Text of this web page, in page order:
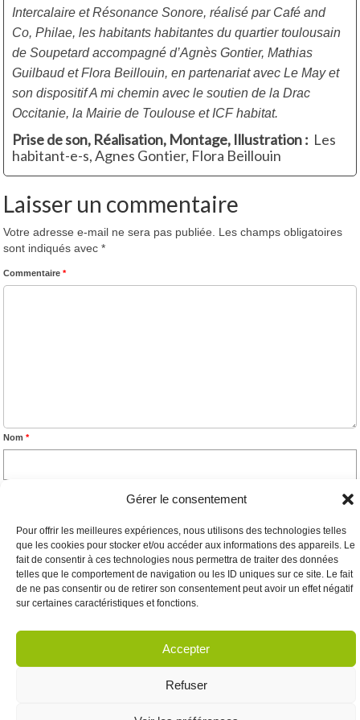
Gérer le consentement
Pour offrir les meilleures expériences, nous utilisons des technologies telles
que les cookies pour stocker et/ou accéder aux informations des appareils. Le
fait de consentir à ces technologies nous permettra de traiter des données
telles que le comportement de navigation ou les ID uniques sur ce site. Le fait
de ne pas consentir ou de retirer son consentement peut avoir un effet négatif
sur certaines caractéristiques et fonctions.
Accepter
Refuser
Intercalaire et Résonance Sonore, réalisé par Café and
Co, Philae, les habitants habitantes du quartier toulousain
de Soupetard accompagné d’Agnès Gontier, Mathias
Guilbaud et Flora Beillouin, en partenariat avec Le May et
son dispositif A mi chemin avec le soutien de la Drac
Occitanie, la Mairie de Toulouse et ICF habitat.
Prise de son, Réalisation, Montage, Illustration : Les
habitant-e-s, Agnes Gontier, Flora Beillouin
Laisser un commentaire
Votre adresse e-mail ne sera pas publiée.
Les champs obligatoires
sont indiqués avec*
Commentaire*
Nom*
Site web